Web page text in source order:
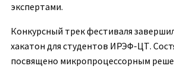
экспертами.
Конкурсный трек фестиваля
хакатон для студентов ИРЭФ-ЦТ.
посвящено микропроцессорным